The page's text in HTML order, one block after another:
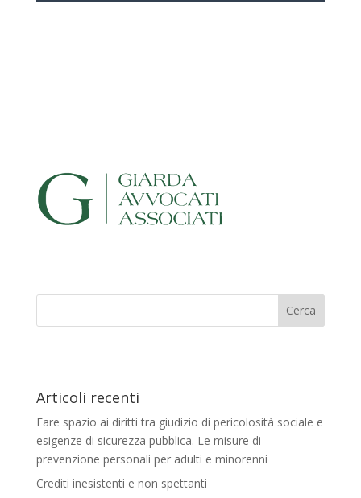
Articoli recenti
Fare spazio ai diritti tra giudizio di pericolosità sociale e
esigenze di sicurezza pubblica. Le misure di
prevenzione personali per adulti e minorenni
Crediti inesistenti e non spettanti